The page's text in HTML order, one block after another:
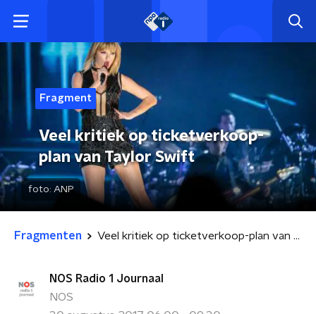
Fragment
Veel kritiek op ticketverkoop-
plan van Taylor Swift
foto: ANP
Fragmenten Veel kritiek op ticketverkoop-plan van Taylor Swift
NOS Radio 1 Journaal
NOS